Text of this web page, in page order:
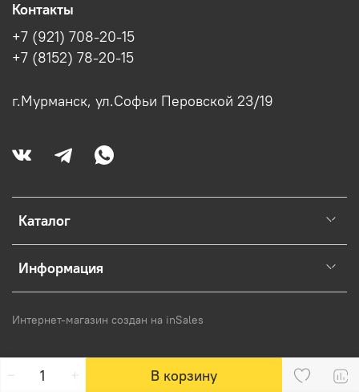
В корзину
Каталог
Информация
Контакты
+7 (921) 708-20-15
+7 (8152) 78-20-15
г.Мурманск, ул.Софьи Перовской 23/19
Интернет-магазин создан на inSales